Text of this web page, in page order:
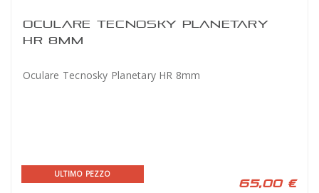
OCULARE TECNOSKY PLANETARY
HR 8MM
Oculare Tecnosky Planetary HR 8mm
ULTIMO PEZZO
65,00 €